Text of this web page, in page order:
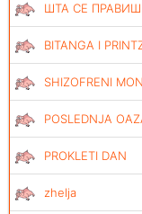
ШТА СЕ
BITANGA I
SHIZOFRENI
POSLEDNJA
PROKLETI DAN
zhelja